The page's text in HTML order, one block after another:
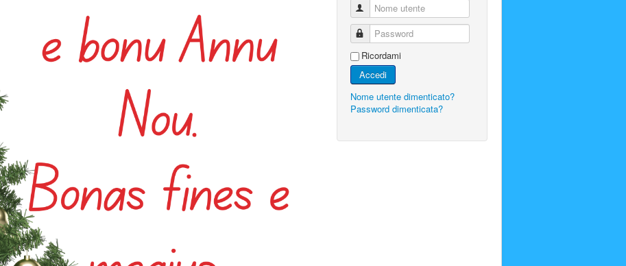
Nome utente
Password
Ricordami
Accedi
Nome utente dimenticato?
Password dimenticata?